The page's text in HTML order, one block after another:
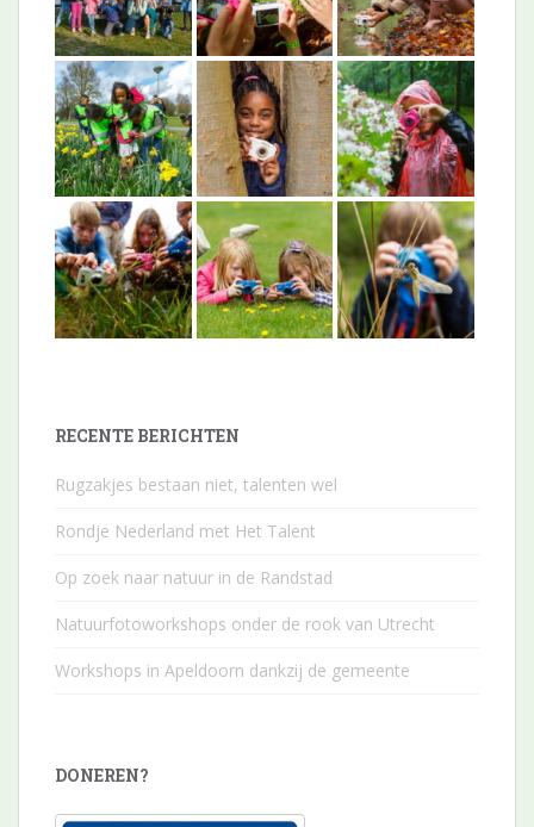
RECENTE BERICHTEN
Rugzakjes bestaan niet, talenten wel
Rondje Nederland met Het Talent
Op zoek naar natuur in de Randstad
Natuurfotoworkshops onder de rook van Utrecht
Workshops in Apeldoorn dankzij de gemeente
DONEREN?